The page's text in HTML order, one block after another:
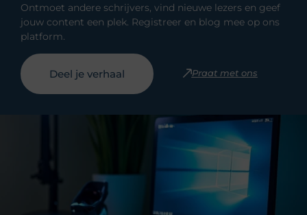
Ontmoet andere schrijvers, vind nieuwe lezers en geef
jouw content een plek. Registreer en blog mee op ons
platform.
Deel je verhaal Praat met ons